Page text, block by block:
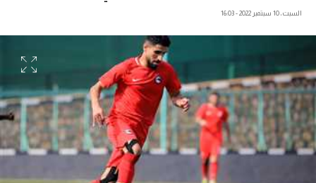
ميركاتو
فانتازي في الجول
مسابقة التوقعات
فيديوهات
عدسات
آراء حرة
السبت، 10 سبتمبر 2022 - 16:03